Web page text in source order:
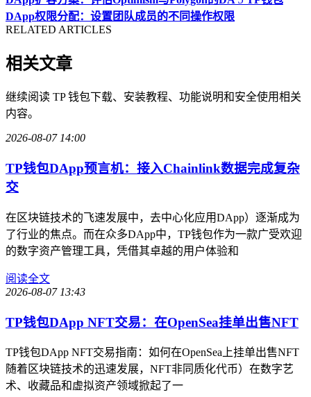
DApp权限分配：设置团队成员的不同操作权限
RELATED ARTICLES
相关文章
继续阅读 TP 钱包下载、安装教程、功能说明和安全使用相关
内容。
2026-08-07 14:00
TP钱包DApp预言机：接入Chainlink数据完成复杂
交
在区块链技术的飞速发展中，去中心化应用DApp）逐渐成为
了行业的焦点。而在众多DApp中，TP钱包作为一款广受欢迎
的数字资产管理工具，凭借其卓越的用户体验和
阅读全文
2026-08-07 13:43
TP钱包DApp NFT交易：在OpenSea挂单出售NFT
TP钱包DApp NFT交易指南：如何在OpenSea上挂单出售NFT
随着区块链技术的迅速发展，NFT非同质化代币）在数字艺
术、收藏品和虚拟资产领域掀起了一